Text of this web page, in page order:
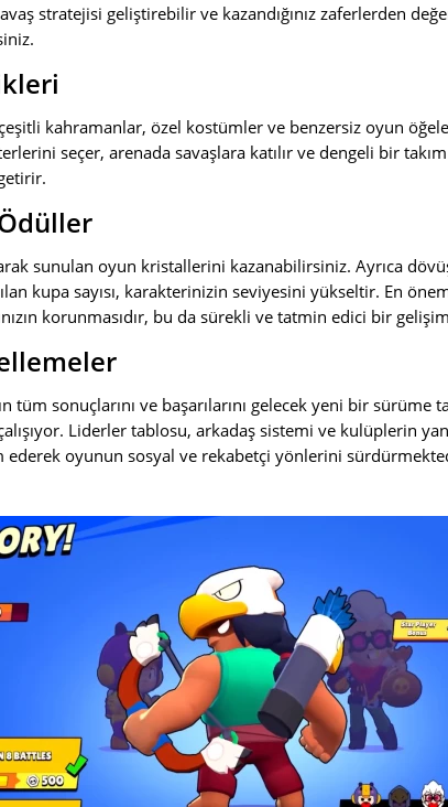
stratejisi geliştirebilir ve kazandığınız zaferlerden
kahramanlar, özel kostümler ve benzersiz oyun
seçer, arenada savaşlara katılır ve dengeli bir
sunulan oyun kristallerini kazanabilirsiniz. Ayrıca
kupa sayısı, karakterinizin seviyesini yükseltir. En
korunmasıdır, bu da sürekli ve tatmin edici bir
tüm sonuçlarını ve başarılarını gelecek yeni bir sürüme
Liderler tablosu, arkadaş sistemi ve kulüplerin
ederek oyunun sosyal ve rekabetçi yönlerini